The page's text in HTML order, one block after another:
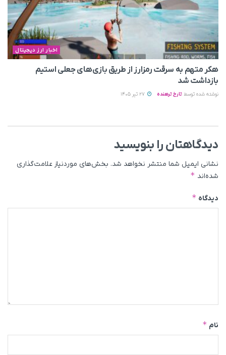
اخبار ارز دیجیتال
هکر متهم به سرقت رمزارز از طریق بازی‌های جعلی استیم
بازداشت شد
نوشته شده توسط تارخ ترهنده
دیدگاهتان را بنویسید
نشانی ایمیل شما منتشر نخواهد شد. بخش‌های موردنیاز علامت‌گذاری
شده‌اند *
دیدگاه *
نام *